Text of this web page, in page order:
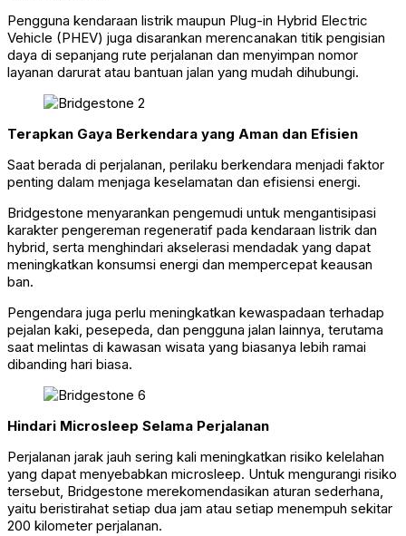
Pengguna kendaraan listrik maupun Plug-in Hybrid Electric
Vehicle (PHEV) juga disarankan merencanakan titik pengisian
daya di sepanjang rute perjalanan dan menyimpan nomor
layanan darurat atau bantuan jalan yang mudah dihubungi.
Terapkan Gaya Berkendara yang Aman dan Efisien
Saat berada di perjalanan, perilaku berkendara menjadi faktor
penting dalam menjaga keselamatan dan efisiensi energi.
Bridgestone menyarankan pengemudi untuk mengantisipasi
karakter pengereman regeneratif pada kendaraan listrik dan
hybrid, serta menghindari akselerasi mendadak yang dapat
meningkatkan konsumsi energi dan mempercepat keausan
ban.
Pengendara juga perlu meningkatkan kewaspadaan terhadap
pejalan kaki, pesepeda, dan pengguna jalan lainnya, terutama
saat melintas di kawasan wisata yang biasanya lebih ramai
dibanding hari biasa.
Hindari Microsleep Selama Perjalanan
Perjalanan jarak jauh sering kali meningkatkan risiko kelelahan
yang dapat menyebabkan microsleep. Untuk mengurangi risiko
tersebut, Bridgestone merekomendasikan aturan sederhana,
yaitu beristirahat setiap dua jam atau setiap menempuh sekitar
200 kilometer perjalanan.